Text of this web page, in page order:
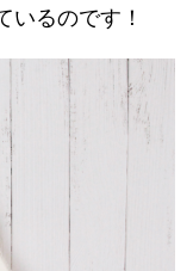
いるのです！